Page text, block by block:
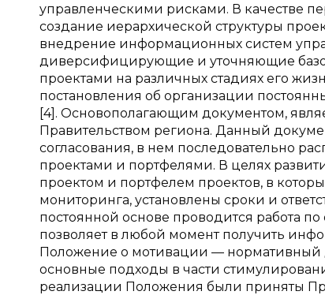
управленческими рисками. В качестве
создание иерархической структуры
внедрение информационных систем
диверсифицирующие и уточняющие
проектами на различных стадиях его
постановления об организации
[4]. Основополагающим документом,
Правительством региона. Данный
согласования, в нем последовательно
проектами и портфелями. В целях
проектом и портфелем проектов, в
мониторинга, установлены сроки и
постоянной основе проводится работа
позволяет в любой момент получить
Положение о мотивации — нормативный
основные подходы в части
реализации Положения были приняты